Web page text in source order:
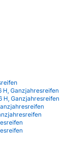
H, Ganzjahresreifen
H, Ganzjahresreifen